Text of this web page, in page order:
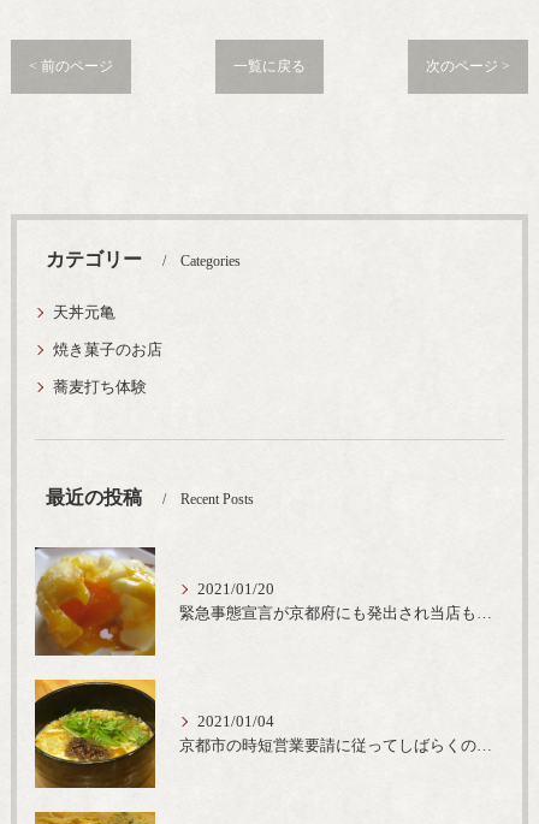
< 前のページ 一覧に戻る 次のページ >
カテゴリー Categories
天丼元亀
焼き菓子のお店
蕎麦打ち体験
最近の投稿 Recent Posts
2021/01/20
2021/01/04
京都市の時短営業要請に従ってしばらくの間20時までの営業とさせていただいております。寒い時期には温かいお蕎麦がおすすめ